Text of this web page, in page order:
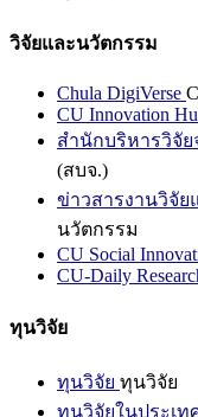
วิจัยและนวัตกรรม
Chula DigiVerse
CU Innovation
สำนักบริหารวิจัย
(สบจ.)
ข่าวสารงานวิจัย
นวัตกรรม
CU Social
CU-Daily
ทุนวิจัย
ทุนวิจัย ทุนวิจัย
ทุนวิจัยในประเท